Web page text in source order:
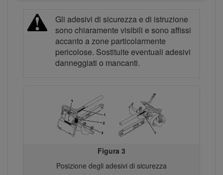
Gli adesivi di sicurezza e di istruzione
sono chiaramente visibili e sono affissi
accanto a zone particolarmente
pericolose. Sostituite eventuali adesivi
danneggiati o mancanti.
Figura 3
Posizione degli adesivi di sicurezza